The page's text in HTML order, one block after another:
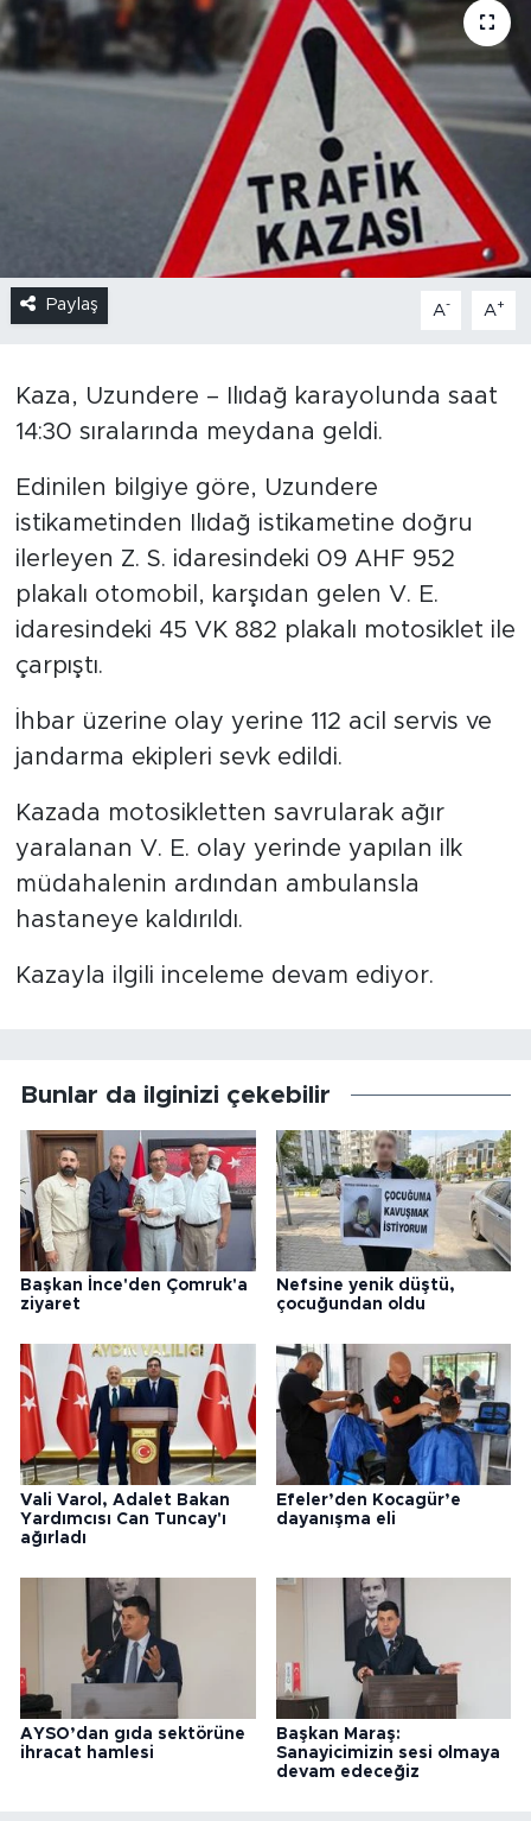
Paylaş A- A+
Kaza, Uzundere – Ilıdağ karayolunda saat
14:30 sıralarında meydana geldi.
Edinilen bilgiye göre, Uzundere
istikametinden Ilıdağ istikametine doğru
ilerleyen Z. S. idaresindeki 09 AHF 952
plakalı otomobil, karşıdan gelen V. E.
idaresindeki 45 VK 882 plakalı motosiklet ile
çarpıştı.
İhbar üzerine olay yerine 112 acil servis ve
jandarma ekipleri sevk edildi.
Kazada motosikletten savrularak ağır
yaralanan V. E. olay yerinde yapılan ilk
müdahalenin ardından ambulansla
hastaneye kaldırıldı.
Kazayla ilgili inceleme devam ediyor.
Bunlar da ilginizi çekebilir
Başkan İnce'den Çomruk'a
ziyaret
Nefsine yenik düştü,
çocuğundan oldu
Vali Varol, Adalet Bakan
Yardımcısı Can Tuncay'ı
ağırladı
Efeler’den Kocagür’e
dayanışma eli
AYSO’dan gıda sektörüne
ihracat hamlesi
Başkan Maraş:
Sanayicimizin sesi olmaya
devam edeceğiz